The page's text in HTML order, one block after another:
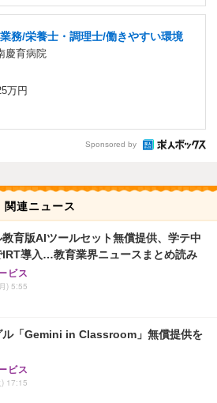
務/栄養士・調理士/働きやすい環境
慶育病院
万円
Sponsored by
関連ニュース
教育版AIツールセット無償提供、学テ中
IRT導入…教育業界ニュースまとめ読み
ビス
) 5:55
ル「Gemini in Classroom」無償提供を
ビス
17:15